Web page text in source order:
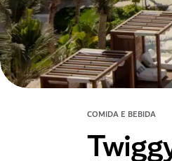
COMIDA E BEBIDA